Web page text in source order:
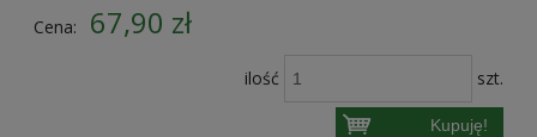
Cena: 67,90 zł
ilość szt.
Kupuję!